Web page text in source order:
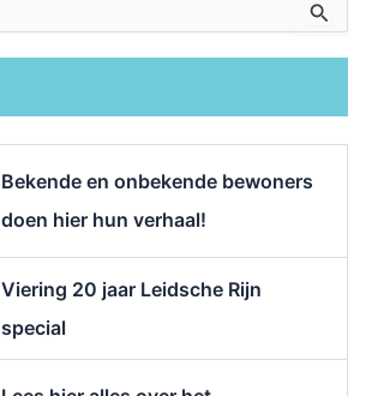
Bekende en onbekende bewoners
doen hier hun verhaal!
Viering 20 jaar Leidsche Rijn
special